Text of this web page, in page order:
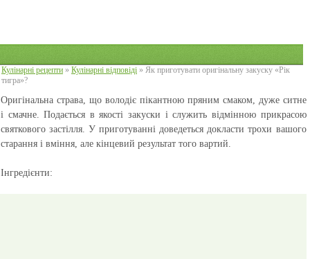
Кулінарні рецепти » Кулінарні відповіді » Як приготувати оригінальну закуску «Рік
тигра»?
Оригінальна страва, що володіє пікантною пряним смаком, дуже ситне
і смачне. Подається в якості закуски і служить відмінною прикрасою
святкового застілля. У приготуванні доведеться докласти трохи вашого
старання і вміння, але кінцевий результат того вартий.
Інгредієнти: